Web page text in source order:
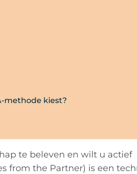
methode kiest?
te beleven en wilt u actief
from the Partner) is een